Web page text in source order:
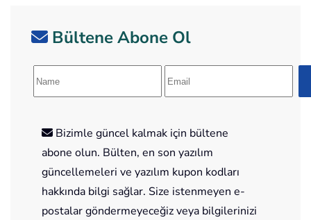
Bültene Abone Ol
Bizimle güncel kalmak için bültene
abone olun. Bülten, en son yazılım
güncellemeleri ve yazılım kupon kodları
hakkında bilgi sağlar. Size istenmeyen e-
postalar göndermeyeceğiz veya bilgilerinizi